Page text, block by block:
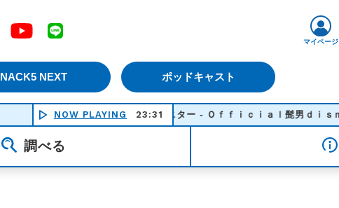
Facebook YouTube
NACK5 NEXT ポッドキャスト
マイページ
NOW PLAYING 23:31
異端なスター - Ｏｆｆｉｃｉａｌ髭男ｄｉｓｍ
調べる